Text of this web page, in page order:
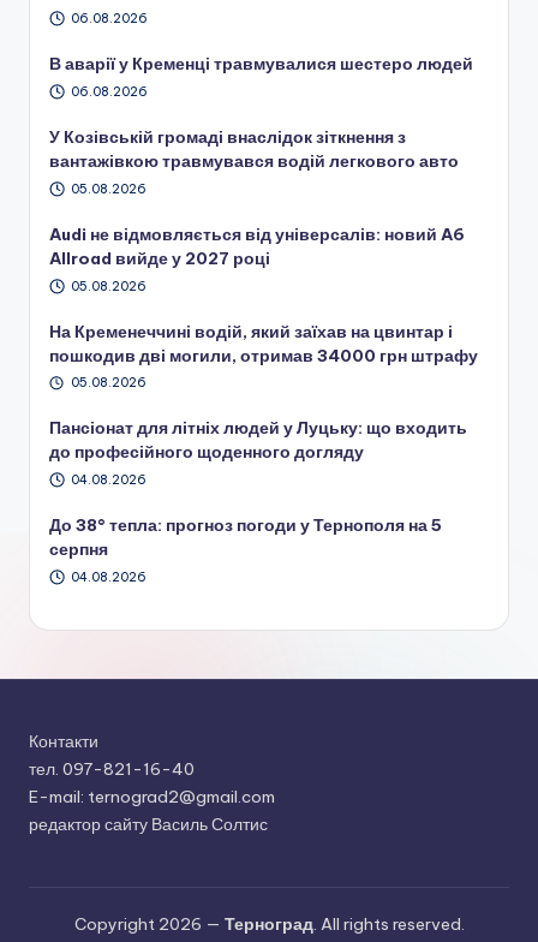
06.08.2026
В аварії у Кременці травмувалися шестеро людей
06.08.2026
У Козівській громаді внаслідок зіткнення з
вантажівкою травмувався водій легкового авто
05.08.2026
Audi не відмовляється від універсалів: новий A6
Allroad вийде у 2027 році
05.08.2026
На Кременеччині водій, який заїхав на цвинтар і
пошкодив дві могили, отримав 34000 грн штрафу
05.08.2026
Пансіонат для літніх людей у Луцьку: що входить
до професійного щоденного догляду
04.08.2026
До 38° тепла: прогноз погоди у Тернополя на 5
серпня
04.08.2026
Контакти
тел. 097-821-16-40
E-mail: ternograd2@gmail.com
редактор сайту Василь Солтис
Copyright 2026 — Терноград. All rights reserved.